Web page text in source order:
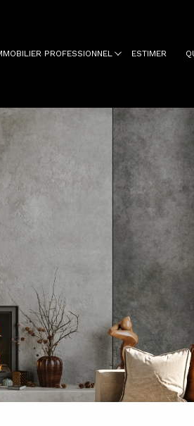
PROFESSIONNEL
immo pro
ESTIMER
BUDGET